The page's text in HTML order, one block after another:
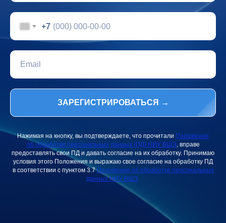
+7
ЗАРЕГИСТРИРОВАТЬСЯ →
Нажимая на кнопку, вы подтверждаете, что прочитали Положение
об обработке персональных данных (ПД) НИУ ВШЭ , вправе
предоставлять свои ПД и давать согласие на их обработку. Принимаю
условия этого Положения и выражаю свое согласие на обработку ПД
в соответствии с пунктом 3.7Положения об обработке персональных
данных НИУ ВШЭ